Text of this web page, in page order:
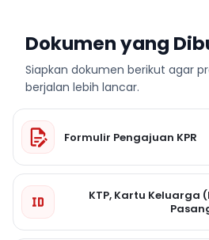
Dokumen yang
Siapkan dokumen berikut agar
berjalan lebih lancar.
Formulir Pengajuan KPR
KTP, Kartu Keluarga